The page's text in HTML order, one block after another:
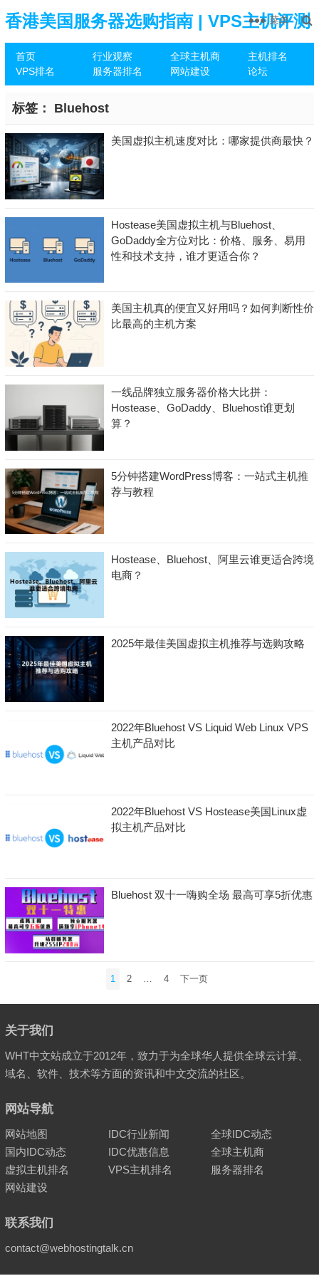
香港美国服务器选购指南 | VPS主机评测
推荐
首页 行业观察 全球主机商
主机排名
VPS排名
服务器排名 网站建设 论坛
菜单
标签： Bluehost
美国虚拟主机速度对比：哪家提供商最快？
Hostease美国虚拟主机与Bluehost、
GoDaddy全方位对比：价格、服务、易用
性和技术支持，谁才更适合你？
美国主机真的便宜又好用吗？如何判断性价
比最高的主机方案
一线品牌独立服务器价格大比拼：
Hostease、GoDaddy、Bluehost谁更划
算？
5分钟搭建WordPress博客：一站式主机推
荐与教程
Hostease、Bluehost、阿里云谁更适合跨境
电商？
2025年最佳美国虚拟主机推荐与选购攻略
2022年Bluehost VS Liquid Web Linux VPS
主机产品对比
2022年Bluehost VS Hostease美国Linux虚
拟主机产品对比
Bluehost 双十一嗨购全场 最高可享5折优惠
分
页
1 2 4 下一页
关于我们
WHT中文站成立于2012年，致力于为全球华人提供全球云计算、
域名、软件、技术等方面的资讯和中文交流的社区。
网站导航
网站地图 IDC行业新闻
全球IDC动态
国内IDC动态
IDC优惠信息
全球主机商
虚拟主机排名
VPS主机排名
服务器排名
网站建设
联系我们
contact@webhostingtalk.cn